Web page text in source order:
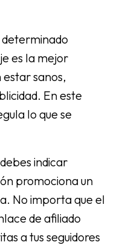
determinado
es la mejor
sanos,
En este
lo que se
indicar
promociona un
No importa que el
de afiliado
a tus seguidores